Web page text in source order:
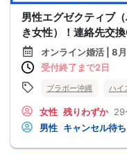
男性エグゼクティブ
き女性）！連絡先交
オンライン婚活 | 8
受付終了まで2日
ブラボー沖縄 ハイ
女性 残りわずか 29
男性 キャンセル待ち